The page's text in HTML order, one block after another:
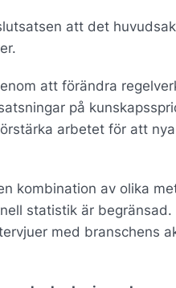
att det
att förändra
på
arbetet för att
kombination av olika
statistik är
med branschens